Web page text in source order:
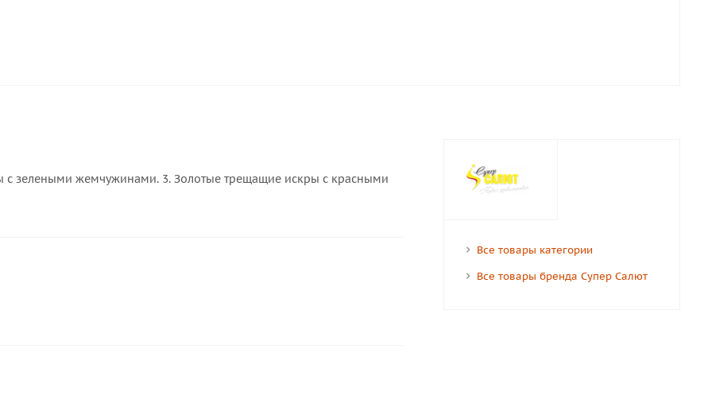
с зелеными жемчужинами. 3. Золотые трещащие искры с красными
Все товары категории
Все товары бренда Супер Салют